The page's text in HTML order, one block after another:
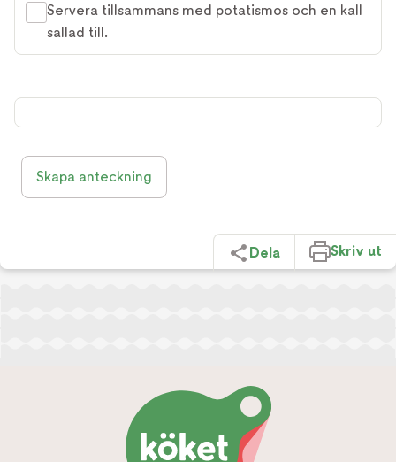
Servera tillsammans med potatismos och en kall
sallad till.
Skapa anteckning
Dela Skriv ut